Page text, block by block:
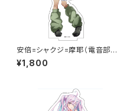
安倍=シャクジ=摩耶（電音部カ
ブキエリア） ドム音部コラボア
クリルスタンド
¥1,800